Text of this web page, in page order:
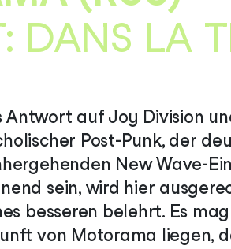
DANS LA
Antwort auf Joy Division
Post-Punk, der
New Wave-
sein, wird hier
besseren belehrt. Es
von Motorama liegen,